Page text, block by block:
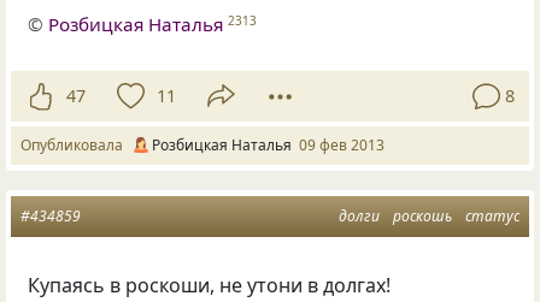
© Розбицкая Наталья 2313
47 11 8
Опубликовала Розбицкая Наталья 09 фев 2013
долги роскошь статус
#434859
Купаясь в роскоши, не утони в долгах!